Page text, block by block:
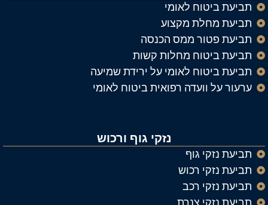
תביעת ביטוח לאומי
תביעת מחלת מקצוע
תביעת פטור ממס הכנסה
תביעת ביטוח מחלות קשות
תביעת ביטוח לאומי על ירידת שמיעה
ערעור על וועדה רפואית ביטוח לאומי
נזקי גוף ורכוש
תביעת נזקי גוף
תביעת נזקי רכוש
תביעת נזקי רכב